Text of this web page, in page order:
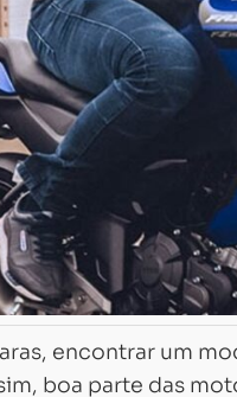
encontrar um
boa parte das